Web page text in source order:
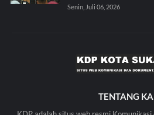
Senin, Juli 06, 2026
TENTANG